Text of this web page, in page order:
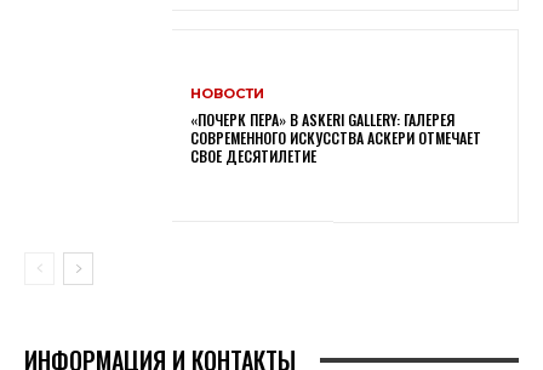
НОВОСТИ
«ПОЧЕРК ПЕРА» В ASKERI GALLERY: ГАЛЕРЕЯ
СОВРЕМЕННОГО ИСКУССТВА АСКЕРИ ОТМЕЧАЕТ
СВОЕ ДЕСЯТИЛЕТИЕ
ИНФОРМАЦИЯ И КОНТАКТЫ